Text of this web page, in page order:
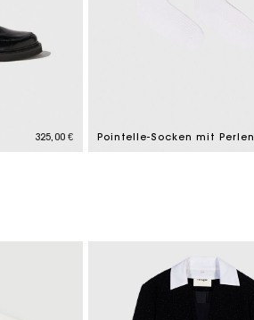
325,00 € Pointelle-Socken mit Perlen